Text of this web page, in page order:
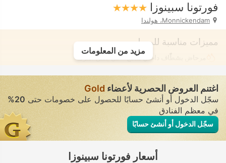
فورتونا سبينوزا
Monnickendam، هولندا
مميزات مناسبة للمسلمين
مرحاض بشطّاف داخلي مدمج • في بعض الغرف
مزيد من المعلومات
اغتنم العروض الحصرية لأعضاء Gold
سجّل الدخول أو أنشئ حسابًا للحصول على خصومات حتى20%
في معظم الفنادق
سجّل الدخول أو أنشئ حسابًا
أسعار فورتونا سبينوزا